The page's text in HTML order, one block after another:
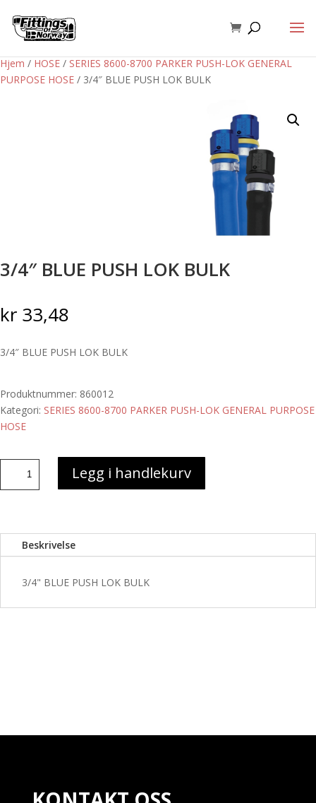
Hjem / HOSE / SERIES 8600-8700 PARKER PUSH-LOK GENERAL
PURPOSE HOSE / 3/4″ BLUE PUSH LOK BULK
3/4″ BLUE PUSH LOK BULK
kr 33,48
3/4″ BLUE PUSH LOK BULK
Produktnummer: 860012
Kategori: SERIES 8600-8700 PARKER PUSH-LOK GENERAL PURPOSE
HOSE
3/4"
antall
Legg i handlekurv
Beskrivelse
3/4" BLUE PUSH LOK BULK